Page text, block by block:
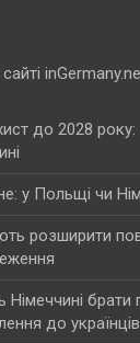
до 2028
у Польщі чи
розширити
брати
до українців